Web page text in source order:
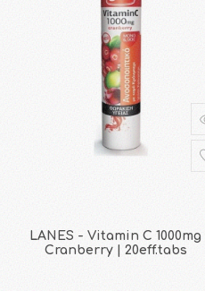
LANES - Vitamin C 1000mg
Cranberry | 20eff.tabs